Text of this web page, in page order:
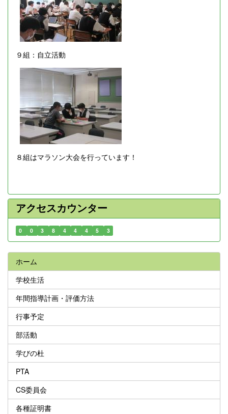
９組：自立活動
８組はマラソン大会を行っています！
アクセスカウンター
0 0 3 8 4 4 4 5 3
ホーム
学校生活
年間指導計画・評価方法
行事予定
部活動
学びの杜
PTA
CS委員会
各種証明書